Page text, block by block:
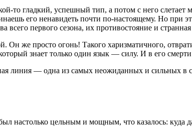
то гладкий, успешный тип, а потом с него
его ненавидеть почти по-настоящему. Но при
первого сезона, их противостояние и странная
же просто огонь! Такого харизматичного,
знает только один язык — силу. И в его смерти
линия — одна из самых неожиданных и сильных в
настолько цельным и мощным, что казалось: куда